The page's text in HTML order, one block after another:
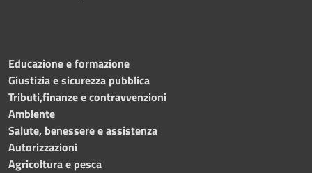
Educazione e formazione
Giustizia e sicurezza pubblica
Tributi,finanze e contravvenzioni
Ambiente
Salute, benessere e assistenza
Autorizzazioni
Agricoltura e pesca